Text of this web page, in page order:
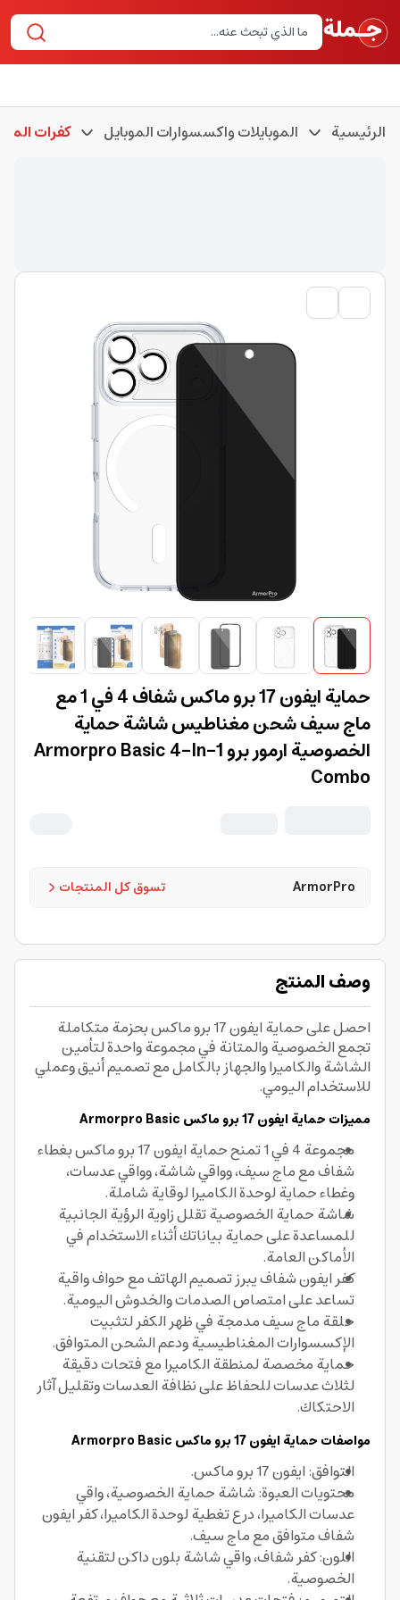
الرئيسية الموبايلات واكسسوارات الموبايل كفرات
حماية ايفون 17 برو ماكس شفاف 4 في 1 مع
ماج سيف شحن مغناطيس شاشة حماية
الخصوصية ارمور برو Armorpro Basic 4-In-1
Combo
تسوق كل المنتجات ArmorPro
وصف المنتج
احصل على حماية ايفون 17 برو ماكس بحزمة متكاملة
تجمع الخصوصية والمتانة في مجموعة واحدة لتأمين
الشاشة والكاميرا والجهاز بالكامل مع تصميم أنيق وعملي
للاستخدام اليومي.
مميزات حماية ايفون 17 برو ماكس Armorpro Basic
مجموعة 4 في 1 تمنح حماية ايفون 17 برو ماكس بغطاء
شفاف مع ماج سيف، وواقي شاشة، وواقي عدسات،
وغطاء حماية لوحدة الكاميرا لوقاية شاملة.
شاشة حماية الخصوصية تقلل زاوية الرؤية الجانبية
للمساعدة على حماية بياناتك أثناء الاستخدام في
الأماكن العامة.
كفر ايفون شفاف يبرز تصميم الهاتف مع حواف واقية
تساعد على امتصاص الصدمات والخدوش اليومية.
حلقة ماج سيف مدمجة في ظهر الكفر لتثبيت
الإكسسوارات المغناطيسية ودعم الشحن المتوافق.
حماية مخصصة لمنطقة الكاميرا مع فتحات دقيقة
لثلاث عدسات للحفاظ على نظافة العدسات وتقليل آثار
الاحتكاك.
مواصفات حماية ايفون 17 برو ماكس Armorpro Basic
التوافق: ايفون 17 برو ماكس.
محتويات العبوة: شاشة حماية الخصوصية، واقي
عدسات الكاميرا، درع تغطية لوحدة الكاميرا، كفر ايفون
شفاف متوافق مع ماج سيف.
اللون: كفر شفاف، واقي شاشة بلون داكن لتقنية
الخصوصية.